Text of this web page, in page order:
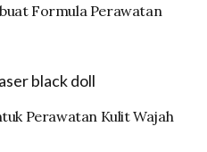
Formula Perawatan
Perawatan Kulit Wajah